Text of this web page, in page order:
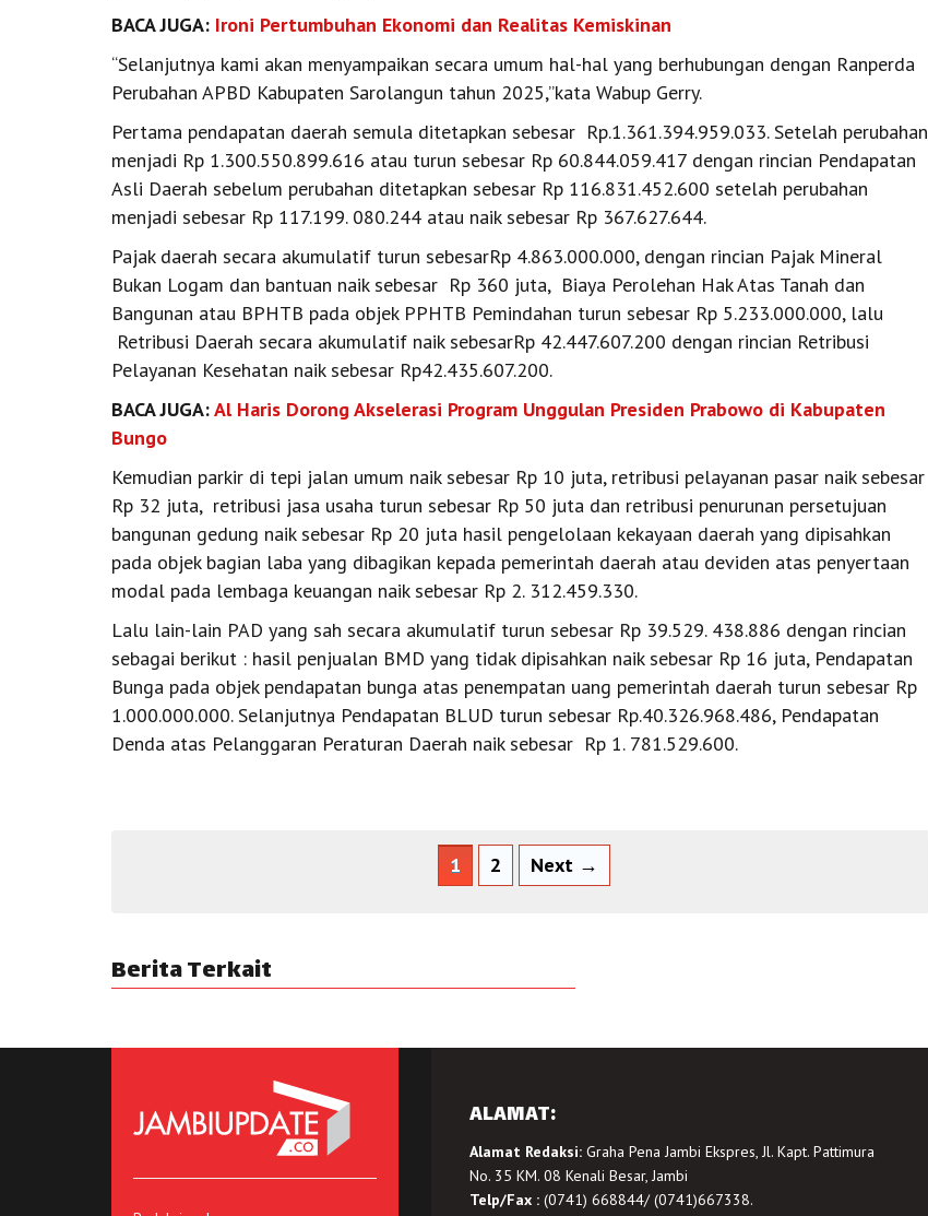
BACA JUGA: Ironi Pertumbuhan Ekonomi dan Realitas Kemiskinan
“Selanjutnya kami akan menyampaikan secara umum hal-hal yang berhubungan dengan Ranperda
Perubahan APBD Kabupaten Sarolangun tahun 2025,”kata Wabup Gerry.
Pertama pendapatan daerah semula ditetapkan sebesar Rp.1.361.394.959.033. Setelah perubahan
menjadi Rp 1.300.550.899.616 atau turun sebesar Rp 60.844.059.417 dengan rincian Pendapatan
Asli Daerah sebelum perubahan ditetapkan sebesar Rp 116.831.452.600 setelah perubahan
menjadi sebesar Rp 117.199. 080.244 atau naik sebesar Rp 367.627.644.
Pajak daerah secara akumulatif turun sebesarRp 4.863.000.000, dengan rincian Pajak Mineral
Bukan Logam dan bantuan naik sebesar Rp 360 juta, Biaya Perolehan Hak Atas Tanah dan
Bangunan atau BPHTB pada objek PPHTB Pemindahan turun sebesar Rp 5.233.000.000, lalu
Retribusi Daerah secara akumulatif naik sebesarRp 42.447.607.200 dengan rincian Retribusi
Pelayanan Kesehatan naik sebesar Rp42.435.607.200.
BACA JUGA:Al Haris Dorong Akselerasi Program Unggulan Presiden Prabowo di Kabupaten
Bungo
Kemudian parkir di tepi jalan umum naik sebesar Rp 10 juta, retribusi pelayanan pasar naik sebesar
Rp 32 juta, retribusi jasa usaha turun sebesar Rp 50 juta dan retribusi penurunan persetujuan
bangunan gedung naik sebesar Rp 20 juta hasil pengelolaan kekayaan daerah yang dipisahkan
pada objek bagian laba yang dibagikan kepada pemerintah daerah atau deviden atas penyertaan
modal pada lembaga keuangan naik sebesar Rp 2. 312.459.330.
Lalu lain-lain PAD yang sah secara akumulatif turun sebesar Rp 39.529. 438.886 dengan rincian
sebagai berikut : hasil penjualan BMD yang tidak dipisahkan naik sebesar Rp 16 juta, Pendapatan
Bunga pada objek pendapatan bunga atas penempatan uang pemerintah daerah turun sebesar Rp
1.000.000.000. Selanjutnya Pendapatan BLUD turun sebesar Rp.40.326.968.486, Pendapatan
Denda atas Pelanggaran Peraturan Daerah naik sebesar Rp 1. 781.529.600.
1 2 Next →
Berita Terkait
ALAMAT:
Alamat Redaksi:Graha Pena Jambi Ekspres, Jl. Kapt. Pattimura
No. 35 KM. 08 Kenali Besar, Jambi
Telp/Fax :(0741) 668844/ (0741)667338.